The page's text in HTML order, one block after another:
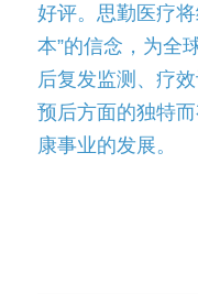
好评。思勤医疗
本”的信念，为全
后复发监测、疗
预后方面的独特
康事业的发展。